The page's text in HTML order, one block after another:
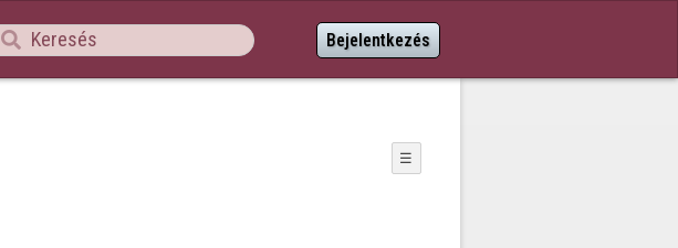
 Bejelentkezés
☰